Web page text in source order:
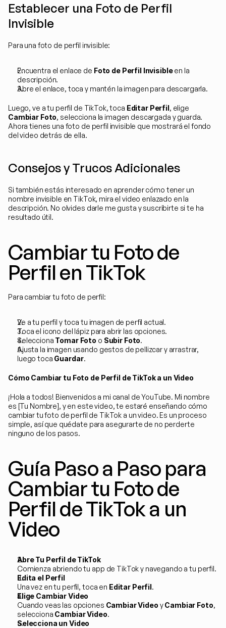
Establecer una Foto de Perfil
Invisible
Para una foto de perfil invisible:
Encuentra el enlace de Foto de Perfil Invisible en la
descripción.
Abre el enlace, toca y mantén la imagen para descargarla.
Luego, ve a tu perfil de TikTok, toca Editar Perfil
Cambiar Foto, selecciona la imagen descargada y guarda.
Ahora tienes una foto de perfil invisible que mostrará el fondo
del video detrás de ella.
Consejos y Trucos Adicionales
Si también estás interesado en aprender cómo tener un
nombre invisible en TikTok, mira el video enlazado en la
descripción. No olvides darle me gusta y suscribirte si te ha
resultado útil.
Cambiar tu Foto de
Perfil en TikTok
Para cambiar tu foto de perfil:
Ve a tu perfil y toca tu imagen de perfil actual.
Toca el icono del lápiz para abrir las opciones.
Selecciona Tomar Foto o Subir Foto.
Ajusta la imagen usando gestos de pellizcar y arrastrar,
luego toca Guardar.
Cómo Cambiar tu Foto de Perfil de TikTok a un Video
¡Hola a todos! Bienvenidos a mi canal de YouTube. Mi nombre
es [Tu Nombre], y en este video, te estaré enseñando cómo
cambiar tu foto de perfil de TikTok a un video. Es un proceso
simple, así que quédate para asegurarte de no perderte
ninguno de los pasos.
Guía Paso a Paso para
Cambiar tu Foto de
Perfil de TikTok a un
Video
Abre Tu Perfil de TikTok
Comienza abriendo tu app de TikTok y navegando a tu perfil.
Edita el Perfil
Una vez en tu perfil, toca en Editar Perfil.
Elige Cambiar Video
Cuando veas las opciones Cambiar Video y Cambiar Foto,
selecciona Cambiar Video.
Selecciona un Video